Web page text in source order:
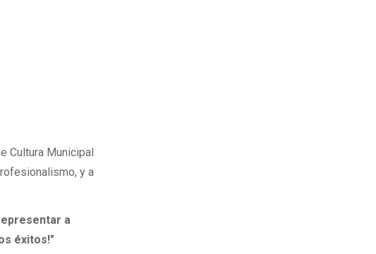
Cultura Municipal
y a
a
éxitos!"